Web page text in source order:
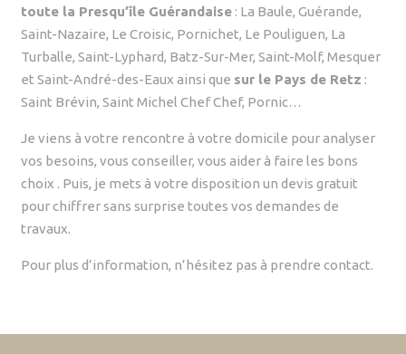
toute la Presqu’île Guérandaise: La Baule, Guérande,
Saint-Nazaire, Le Croisic, Pornichet, Le Pouliguen, La
Turballe, Saint-Lyphard, Batz-Sur-Mer, Saint-Molf, Mesquer
et Saint-André-des-Eaux ainsi que sur le Pays de Retz :
Saint Brévin, Saint Michel Chef Chef, Pornic…
Je viens à votre rencontre à votre domicile pour analyser
vos besoins, vous conseiller, vous aider à faire les bons
choix . Puis, je mets à votre disposition un devis gratuit
pour chiffrer sans surprise toutes vos demandes de
travaux.
Pour plus d’information, n’hésitez pas à prendre contact.